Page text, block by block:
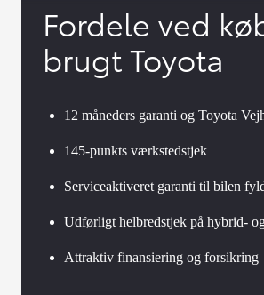
Fordele ved
brugt Toyota
12 måneders garanti og Toyota
145-punkts værkstedstjek
Serviceaktiveret garanti til bilen
Udførligt helbredstjek på hybrid-
Attraktiv finansiering og forsikring